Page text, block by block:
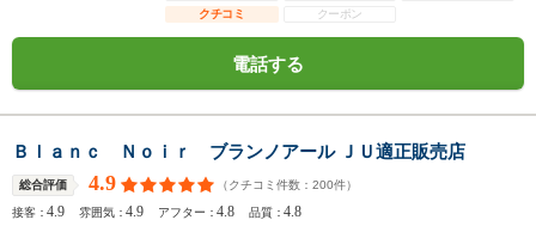
クチコミ
クーポン
電話する
Ｂｌａｎｃ Ｎｏｉｒ ブランノアール ＪＵ適正販売店
総合評価 4.9 （クチコミ件数： 200件）
接客：4.9 雰囲気：4.9 アフター：4.8 品質：4.8